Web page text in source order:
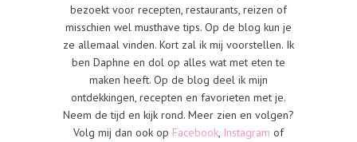
bezoekt voor recepten, restaurants, reizen of
misschien wel musthave tips. Op de blog kun je
ze allemaal vinden. Kort zal ik mij voorstellen. Ik
ben Daphne en dol op alles wat met eten te
maken heeft. Op de blog deel ik mijn
ontdekkingen, recepten en favorieten met je.
Neem de tijd en kijk rond. Meer zien en volgen?
Volg mij dan ook op Facebook, Instagram of